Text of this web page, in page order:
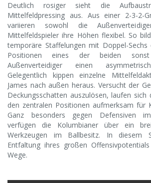
Deutlich rosiger sieht die
Mittelfeldpressing aus. Aus einer 2-3-2-
variieren sowohl die
Mittelfeldspieler ihre Höhen flexibel. So
temporäre Staffelungen mit Doppel-
Positionen eines der beiden sonst
Außenverteidiger einen
Gelegentlich kippen einzelne
James nach außen heraus. Versucht der
Deckungsschatten auszulösen, laufen sich
den zentralen Positionen aufmerksam für
Ganz besonders gegen Defensiven
verfügen die Kolumbianer über ein
Werkzeugen im Ballbesitz. In diesem
Entfaltung ihres großen
Wege.